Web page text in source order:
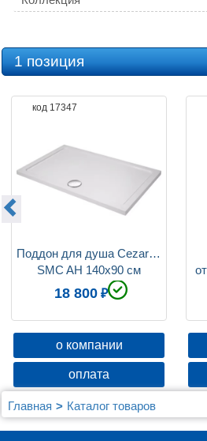
1 позиция
код 17347
Поддон для душа Cezares
SMC AH 140x90 см
18 800
о компании
оплата
Главная
Каталог товаров
Душевые уголки, ограждения,